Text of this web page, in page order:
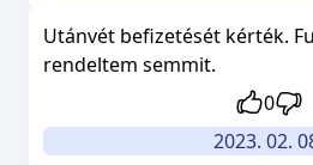
Utánvét befizetését kérték.
rendeltem semmit.
0
2023. 02.